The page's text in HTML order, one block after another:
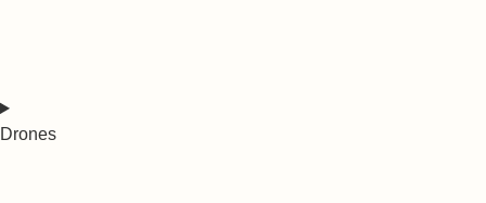
Drones